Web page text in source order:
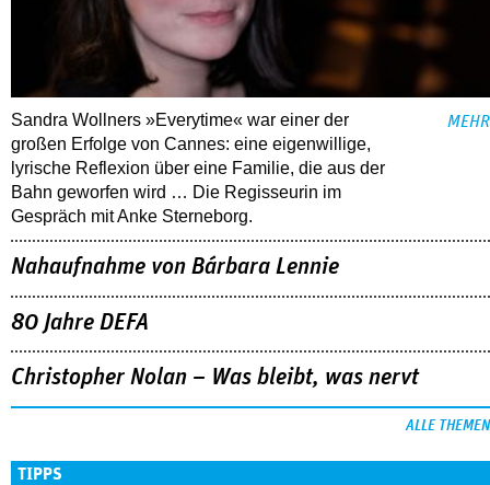
Sandra Wollners »Everytime« war einer der
großen Erfolge von Cannes: eine eigenwillige,
lyrische Reflexion über eine ­Familie, die aus der
Bahn geworfen wird … Die Regisseurin im
Gespräch mit Anke Sterneborg.
MEHR
Nahaufnahme von Bárbara Lennie
80 Jahre DEFA
Christopher Nolan – Was bleibt, was nervt
ALLE THEMEN
TIPPS